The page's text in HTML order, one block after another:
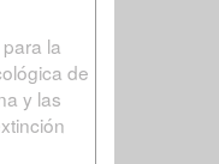
la
de
y las